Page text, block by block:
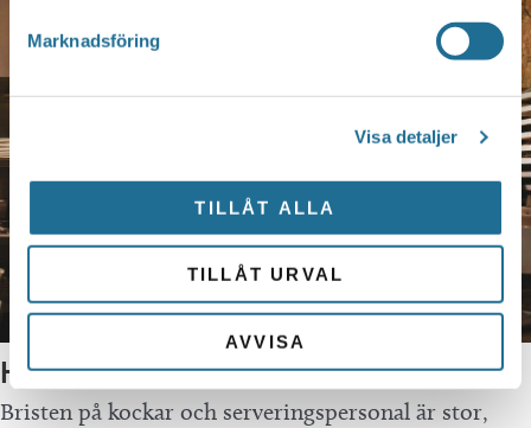
Marknadsföring
Visa detaljer
TILLÅT ALLA
TILLÅT URVAL
AVVISA
Hotell och restaurang
Bristen på kockar och serveringspersonal är stor,